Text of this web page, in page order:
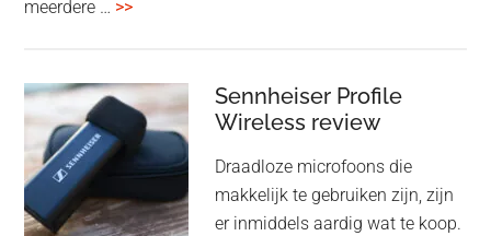
meerdere … >>overMcIntosh
audiomatrix
voor
high-
end
multiroom
Sennheiser Profile
Wireless review
Draadloze microfoons die
makkelijk te gebruiken zijn, zijn
er inmiddels aardig wat te koop.